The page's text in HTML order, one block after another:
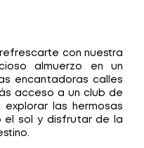
con nuestra
almuerzo en un
encantadoras calles
acceso a un club de
las hermosas
el sol y disfrutar de la